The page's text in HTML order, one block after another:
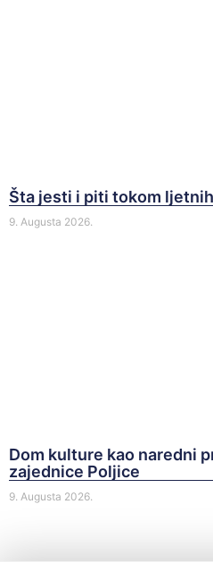
Šta jesti i piti tokom
9. Augusta 2026.
Dom kulture kao naredni
zajednice Poljice
9. Augusta 2026.